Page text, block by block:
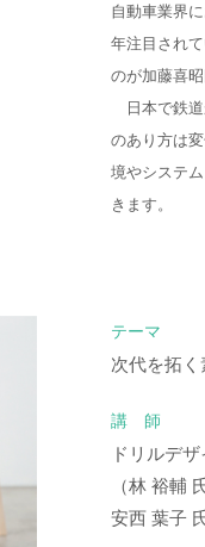
自動車業界
年注目され
のが加藤喜
日本で鉄道
のあり方は
境やシステ
きます。
テーマ
次代を拓
講 師
ドリルデザ
（林 裕輔
安西 葉子 氏